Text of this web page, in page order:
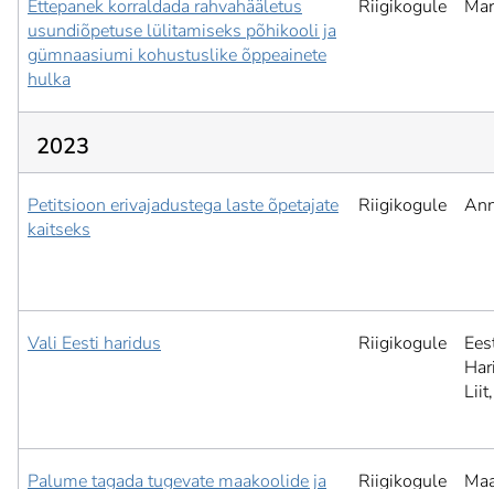
Ettepanek korraldada rahvahääletus
usundiõpetuse lülitamiseks põhikooli ja
gümnaasiumi kohustuslike õppeainete
hulka
Riigikogule
2023
Petitsioon erivajadustega laste õpetajate
kaitseks
Riigikogule
Vali Eesti haridus Riigikogule
Liit,
Palume tagada tugevate maakoolide ja
Riigikogule